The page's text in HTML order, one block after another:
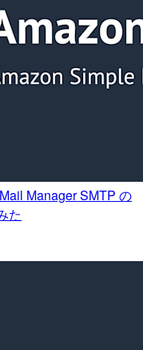
Manager SMTP の
た